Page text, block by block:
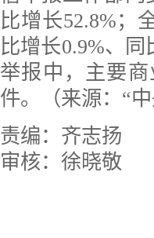
比增长52.8%；
比增长0.9%、
举报中，主要商
件。（来源：“
责编：齐志扬
审核：徐晓敬